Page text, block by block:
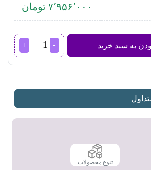
۷٬۹۵۶٬۰۰۰ تومان
به سبد خرید
بخارپز
پارس
استیل-
Steel
عدد
تنوع محصولات